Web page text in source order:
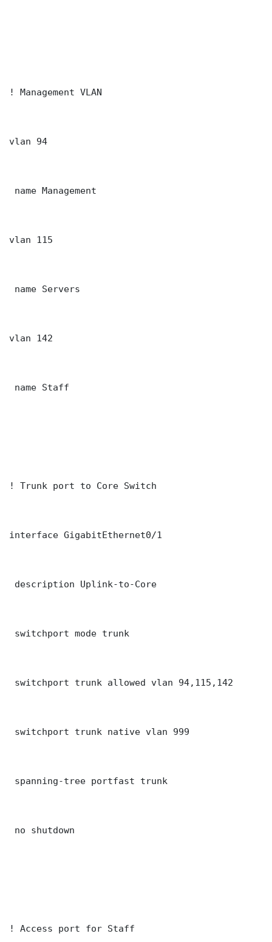
! Management VLAN
vlan 94
name Management
vlan 115
name Servers
vlan 142
name Staff
! Trunk port to Core Switch
interface GigabitEthernet0/1
description Uplink-to-Core
switchport mode trunk
switchport trunk allowed vlan 94,115,142
switchport trunk native vlan 999
spanning-tree portfast trunk
no shutdown
! Access port for Staff